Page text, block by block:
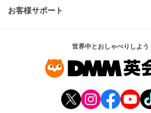
お客様サポート
世界中とおしゃべりしよう